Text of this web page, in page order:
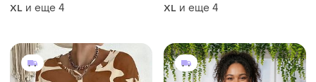
XL и еще 4 XL и еще 4